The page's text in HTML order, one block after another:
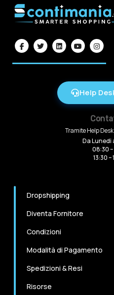
Help
Tramite Help
Da Lunedi
08:30 –
13:30 –
Dropshipping
Diventa Fornitore
Condizioni
Modalità di Pagamento
Spedizioni & Resi
Risorse